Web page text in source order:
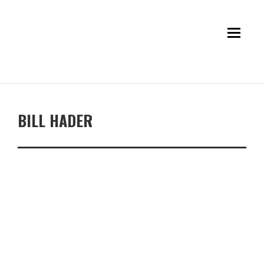
BILL HADER